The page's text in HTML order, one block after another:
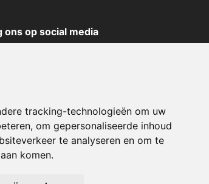
tracking-technologieën om uw
om gepersonaliseerde inhoud
te analyseren en om te
komen.
ons op social media
X
Pinterest